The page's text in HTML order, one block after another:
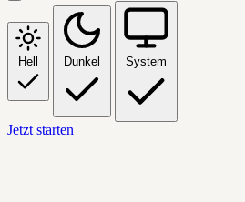
Hell Dunkel System
Jetzt starten